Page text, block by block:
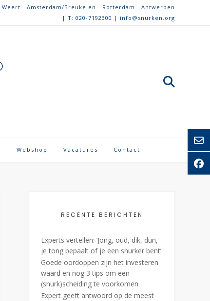
Weert - Amsterdam/Breukelen - Rotterdam - Antwerpen
| T: 020-7192300 | info@snurken.org
Webshop Vacatures Contact
RECENTE BERICHTEN
Experts vertellen: ‘Jong, oud, dik, dun,
je tong bepaalt of je een snurker bent’
Goede oordoppen zijn het investeren
waard en nog 3 tips om een
(snurk)scheiding te voorkomen
Expert geeft antwoord op de meest